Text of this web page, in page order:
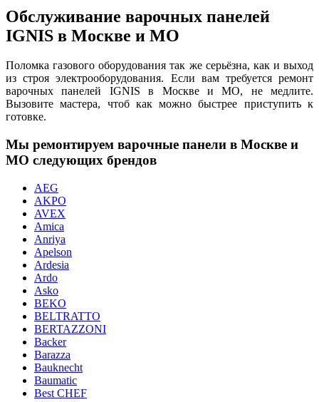
Обслуживание варочных панелей
IGNIS в Москве и МО
Поломка газового оборудования так же серьёзна, как и выход
из строя электрооборудования. Если вам требуется ремонт
варочных панелей IGNIS в Москве и МО, не медлите.
Вызовите мастера, чтоб как можно быстрее приступить к
готовке.
Мы ремонтируем варочные панели в Москве и
МО следующих брендов
AEG
AKPO
AVEX
Amica
Anriya
Apelson
Ardesia
Ardo
Asko
BEKO
BELTRATTO
BERTAZZONI
Backer
Barazza
Bauknecht
Baumatic
Best CHEF